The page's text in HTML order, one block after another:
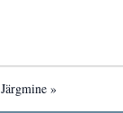
Järgmine »